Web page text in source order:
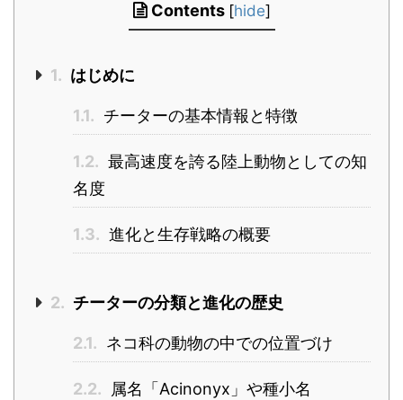
Contents [hide]
1. はじめに
1.1. チーターの基本情報と特徴
1.2. 最高速度を誇る陸上動物としての知
名度
1.3. 進化と生存戦略の概要
2. チーターの分類と進化の歴史
2.1. ネコ科の動物の中での位置づけ
2.2.
属名「Acinonyx」や種小名